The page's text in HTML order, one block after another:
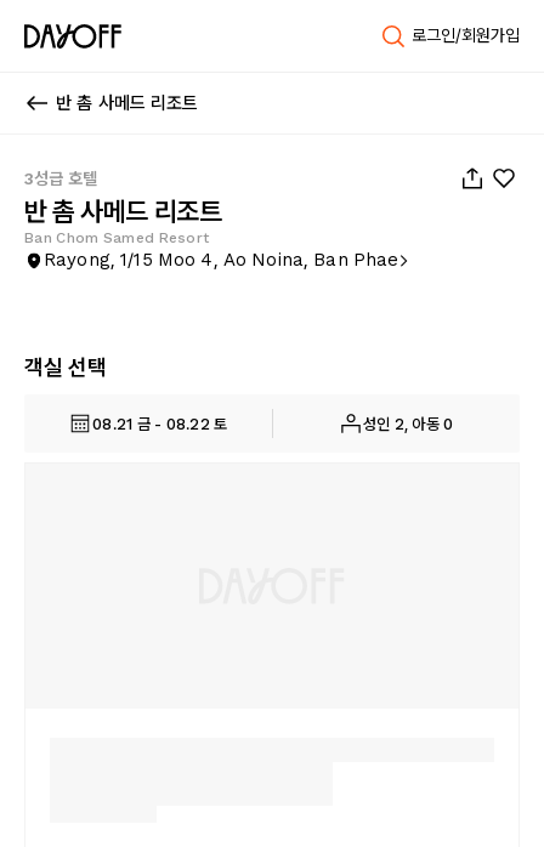
로그인/회원가입
반 촘 사메드 리조트
3성급 호텔
반 촘 사메드 리조트
Ban Chom Samed Resort
Rayong, 1/15 Moo 4, Ao Noina, Ban Phae
객실 선택
08.21 금 - 08.22 토 성인 2, 아동 0